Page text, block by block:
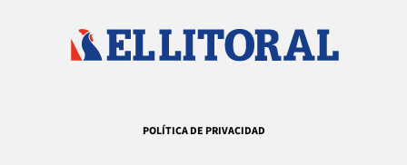
POLÍTICA DE PRIVACIDAD